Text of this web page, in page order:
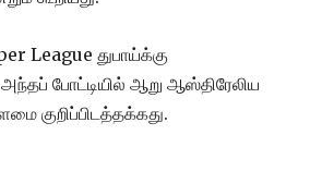
League துபாய்க்கு
போட்டியில் ஆறு ஆஸ்திரேலிய
குறிப்பிடத்தக்கது.